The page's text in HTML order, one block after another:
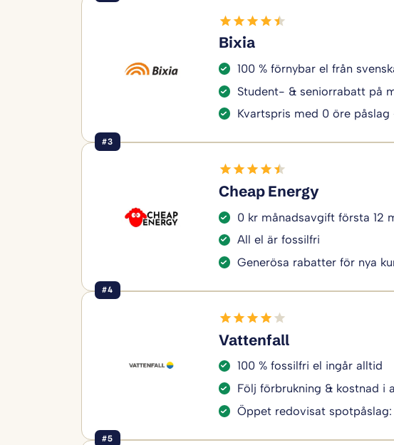
Bixia
100 % förnybar el från
Student- & seniorrabatt på
Kvartspris med 0 öre
#3
Cheap Energy
0 kr månadsavgift första 12
All el är fossilfri
Generösa rabatter för nya
#4
Vattenfall
100 % fossilfri el ingår alltid
Följ förbrukning & kostnad i
Öppet redovisat
#5